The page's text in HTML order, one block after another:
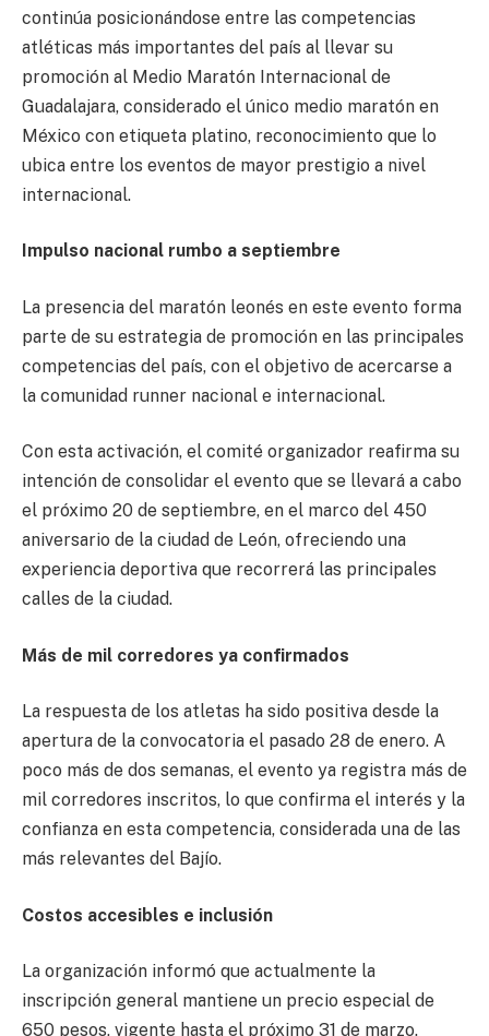
continúa posicionándose entre las competencias
atléticas más importantes del país al llevar su
promoción al Medio Maratón Internacional de
Guadalajara, considerado el único medio maratón en
México con etiqueta platino, reconocimiento que lo
ubica entre los eventos de mayor prestigio a nivel
internacional.
Impulso nacional rumbo a septiembre
La presencia del maratón leonés en este evento forma
parte de su estrategia de promoción en las principales
competencias del país, con el objetivo de acercarse a
la comunidad runner nacional e internacional.
Con esta activación, el comité organizador reafirma su
intención de consolidar el evento que se llevará a cabo
el próximo 20 de septiembre, en el marco del 450
aniversario de la ciudad de León, ofreciendo una
experiencia deportiva que recorrerá las principales
calles de la ciudad.
Más de mil corredores ya confirmados
La respuesta de los atletas ha sido positiva desde la
apertura de la convocatoria el pasado 28 de enero. A
poco más de dos semanas, el evento ya registra más de
mil corredores inscritos, lo que confirma el interés y la
confianza en esta competencia, considerada una de las
más relevantes del Bajío.
Costos accesibles e inclusión
La organización informó que actualmente la
inscripción general mantiene un precio especial de
650 pesos, vigente hasta el próximo 31 de marzo.